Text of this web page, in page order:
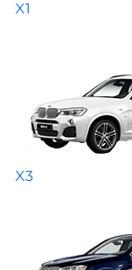
X1
X3